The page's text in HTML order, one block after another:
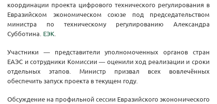
координации проекта цифрового технического регулирования в
Евразийском экономическом союзе под председательством
министра по техническому регулированию Александра
Субботина. ЕЭК
Участники — представители уполномоченных органов стран
ЕАЭС и сотрудники Комиссии — оценили ход реализации и сроки
отдельных этапов. Министр призвал всех вовлечённых
обеспечить запуск проекта в текущем году.
Обсуждение на профильной сессии Евразийского экономического